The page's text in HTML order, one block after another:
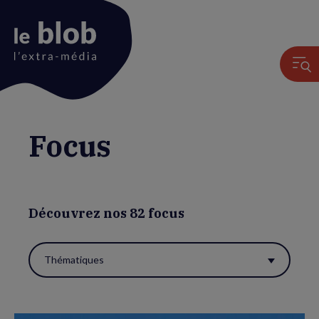
Focus
Découvrez nos 82 focus
Utiliser
Thématiques